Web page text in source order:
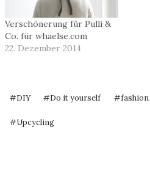
Verschönerung für Pulli &
Co. für whaelse.com
22. Dezember 2014
Schlagworte:
#DIY #Do it yourself #fashion
#Upcycling